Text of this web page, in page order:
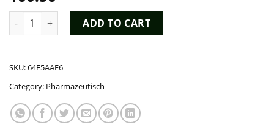
based on
customer
ratings
Flumazenil Anexate Kopen quantity
ADD TO CART
SKU:64E5AAF6
Category: Pharmazeutisch